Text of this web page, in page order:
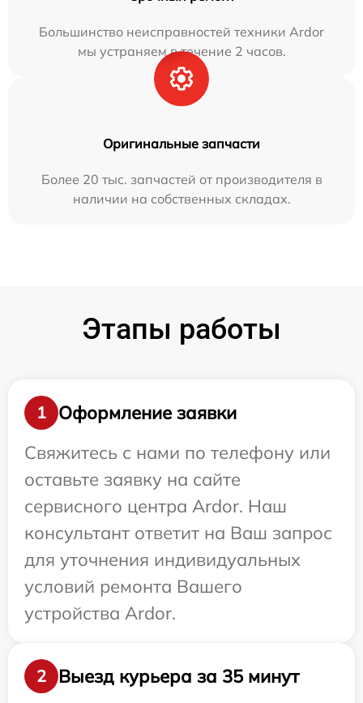
Большинство неисправностей техники Ardor
мы устраняем в течение 2 часов.
Оригинальные запчасти
Более 20 тыс. запчастей от производителя в
наличии на собственных складах.
Этапы работы
1
Оформление заявки
Свяжитесь с нами по телефону или
оставьте заявку на сайте
сервисного центра Ardor. Наш
консультант ответит на Ваш запрос
для уточнения индивидуальных
условий ремонта Вашего
устройства Ardor.
2 Выезд курьера за 35 минут